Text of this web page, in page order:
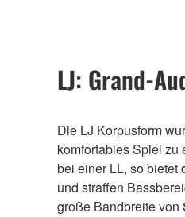
LJ: Grand-
Die LJ Korpusform
komfortables Spiel zu
bei einer LL, so bietet
und straffen
große Bandbreite von